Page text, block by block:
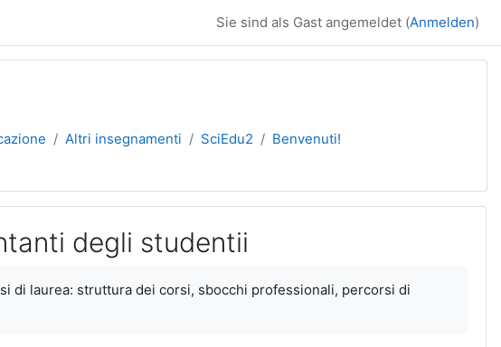
Sie sind als Gast angemeldet (Anmelden)
Altri insegnamenti SciEdu2
Benvenuti!
degli studentii
di laurea: struttura dei corsi, sbocchi professionali, percorsi di